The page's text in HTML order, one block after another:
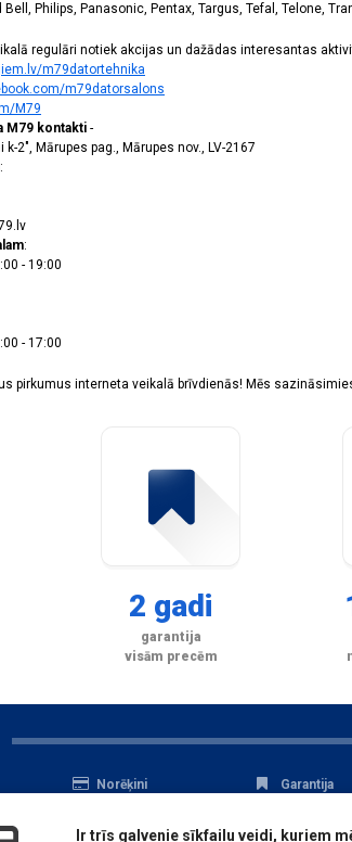
Bell, Philips, Panasonic, Pentax, Targus, Tefal, Telone,
regulāri notiek akcijas un dažādas interesantas
m79datortehnika
m79datorsalons
M79
M79 kontakti -
2", Mārupes pag., Mārupes nov., LV-2167
:
:
- 19:00
- 17:00
pirkumus interneta veikalā brīvdienās! Mēs
2 gadi
garantija
visām precēm
Norēķini
Serviss
Garantija
Datu
Ir trīs galvenie sīkfailu veidi, kuriem